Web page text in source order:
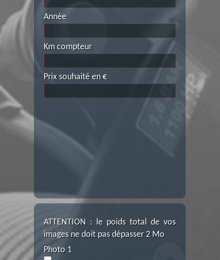
Année
Km compteur
Prix souhaité en €
ATTENTION : le poids total de vos
images ne doit pas dépasser 2 Mo
Photo 1